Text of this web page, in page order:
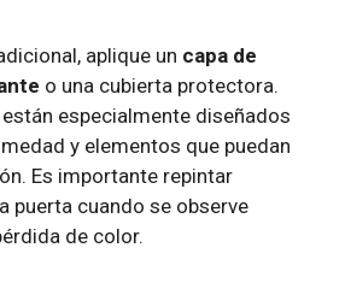
aplique un capa de
o una cubierta protectora.
especialmente diseñados
y elementos que puedan
Es importante repintar
puerta cuando se observe
de color.